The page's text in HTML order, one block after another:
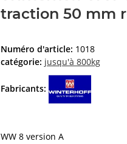
traction 50 mm
Numéro d'article: 1018
catégorie: jusqu'à 800kg
Fabricants:
WW 8 version A